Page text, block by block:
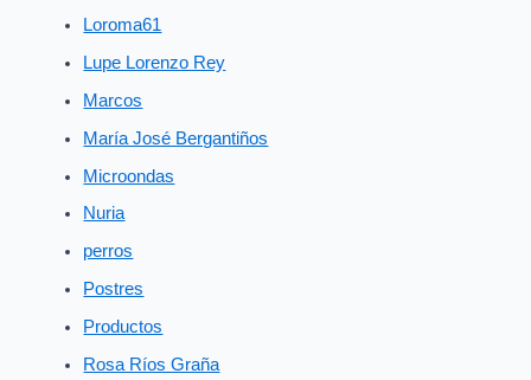
Loroma61
Lupe Lorenzo Rey
Marcos
María José Bergantiños
Microondas
Nuria
perros
Postres
Productos
Rosa Ríos Graña